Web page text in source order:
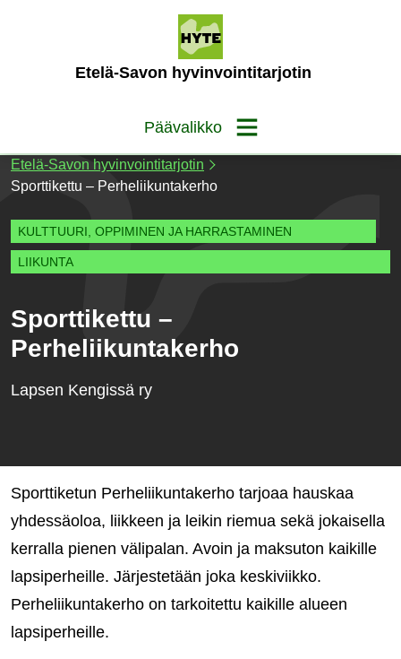
Etelä-Savon hyvinvointitarjotin
Päävalikko
Etelä-Savon hyvinvointitarjotin
Sporttikettu – Perheliikuntakerho
KULTTUURI, OPPIMINEN JA HARRASTAMINEN
LIIKUNTA
Sporttikettu –
Perheliikuntakerho
Lapsen Kengissä ry
Sporttiketun Perheliikuntakerho tarjoaa hauskaa
yhdessäoloa, liikkeen ja leikin riemua sekä jokaisella
kerralla pienen välipalan. Avoin ja maksuton kaikille
lapsiperheille. Järjestetään joka keskiviikko.
Perheliikuntakerho on tarkoitettu kaikille alueen
lapsiperheille.